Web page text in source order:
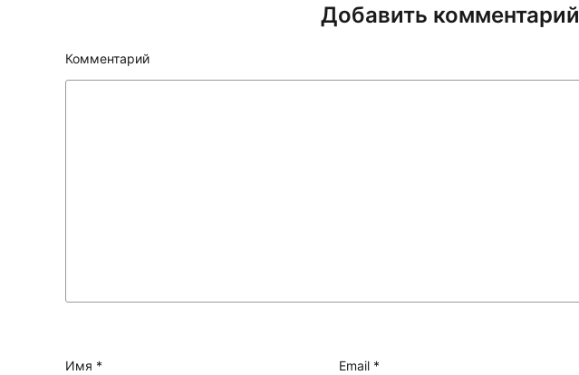
Добавить комментарий
Комментарий
Имя * Email *